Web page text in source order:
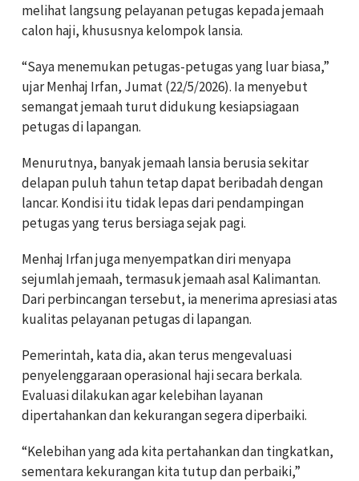
melihat langsung pelayanan petugas kepada jemaah
calon haji, khususnya kelompok lansia.
“Saya menemukan petugas-petugas yang luar biasa,”
ujar Menhaj Irfan, Jumat (22/5/2026). Ia menyebut
semangat jemaah turut didukung kesiapsiagaan
petugas di lapangan.
Menurutnya, banyak jemaah lansia berusia sekitar
delapan puluh tahun tetap dapat beribadah dengan
lancar. Kondisi itu tidak lepas dari pendampingan
petugas yang terus bersiaga sejak pagi.
Menhaj Irfan juga menyempatkan diri menyapa
sejumlah jemaah, termasuk jemaah asal Kalimantan.
Dari perbincangan tersebut, ia menerima apresiasi atas
kualitas pelayanan petugas di lapangan.
Pemerintah, kata dia, akan terus mengevaluasi
penyelenggaraan operasional haji secara berkala.
Evaluasi dilakukan agar kelebihan layanan
dipertahankan dan kekurangan segera diperbaiki.
“Kelebihan yang ada kita pertahankan dan tingkatkan,
sementara kekurangan kita tutup dan perbaiki,”